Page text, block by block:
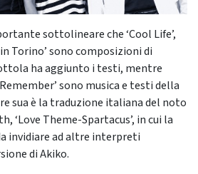
sottolineare che ‘Cool Life’,
in Torino’ sono composizioni di
ha aggiunto i testi, mentre
sono musica e testi della
sua è la traduzione italiana del noto
‘Love Theme-Spartacus’, in cui la
invidiare ad altre interpreti
di Akiko.